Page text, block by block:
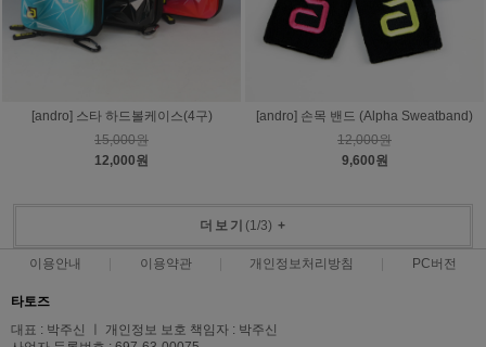
[andro] 스타 하드볼케이스(4구)
15,000원
12,000원
[andro] 손목 밴드 (Alpha Sweatband)
12,000원
9,600원
더보기 (1/3) +
이용안내 이용약관 개인정보처리방침 PC버전
타토즈
대표 : 박주신 ㅣ 개인정보 보호 책임자 : 박주신